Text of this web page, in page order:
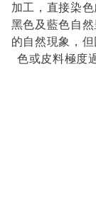
加工，直接染
黑色及藍色自
的自然現象，
色或皮料極度